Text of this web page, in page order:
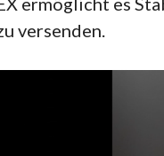
versenden.